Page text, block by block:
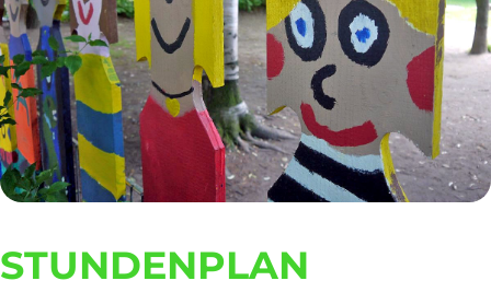
STUNDENPLAN